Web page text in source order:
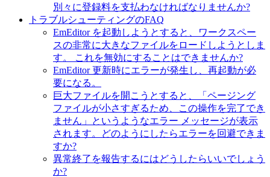
別々に登録料を支払わなければなりませんか?
トラブルシューティングのFAQ
EmEditor を起動しようとすると、ワークスペー
スの非常に大きなファイルをロードしようとしま
す。 これを無効にすることはできませんか?
EmEditor 更新時にエラーが発生し、再起動が必
要になる。
巨大ファイルを開こうとすると、「ページング
ファイルが小さすぎるため、この操作を完了でき
ません」というようなエラー メッセージが表示
されます。どのようにしたらエラーを回避できま
すか?
異常終了を報告するにはどうしたらいいでしょう
か?